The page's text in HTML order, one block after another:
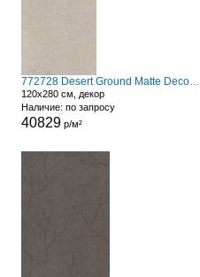
772728 Desert Ground Matte Decoro Fronds
120x280 см, декор
Наличие: по запросу
40829р/м²